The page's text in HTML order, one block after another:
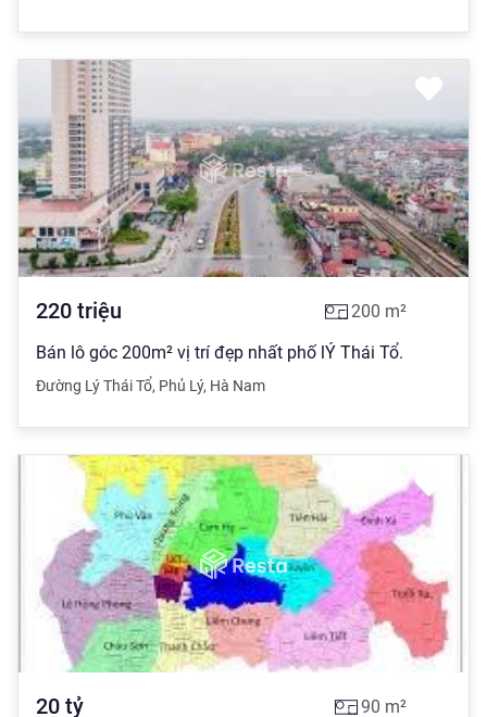
220 triệu 200 m²
Bán lô góc 200m² vị trí đẹp nhất phố lÝ Thái Tổ.
Đường Lý Thái Tổ, Phủ Lý, Hà Nam
20 tỷ 90 m²